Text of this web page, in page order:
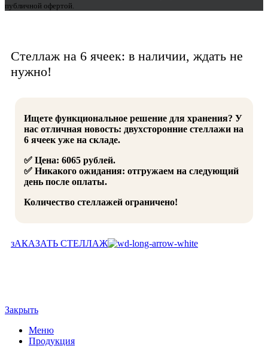
публичной офертой.
Стеллаж на 6 ячеек: в наличии, ждать не
нужно!
Ищете функциональное решение для хранения? У
нас отличная новость: двухсторонние стеллажи на
6 ячеек уже на складе.
✅ Цена: 6065 рублей.
✅ Никакого ожидания: отгружаем на следующий
день после оплаты.
Количество стеллажей ограничено!
зАКАЗАТЬ СТЕЛЛАЖ
Закрыть
Меню
Продукция